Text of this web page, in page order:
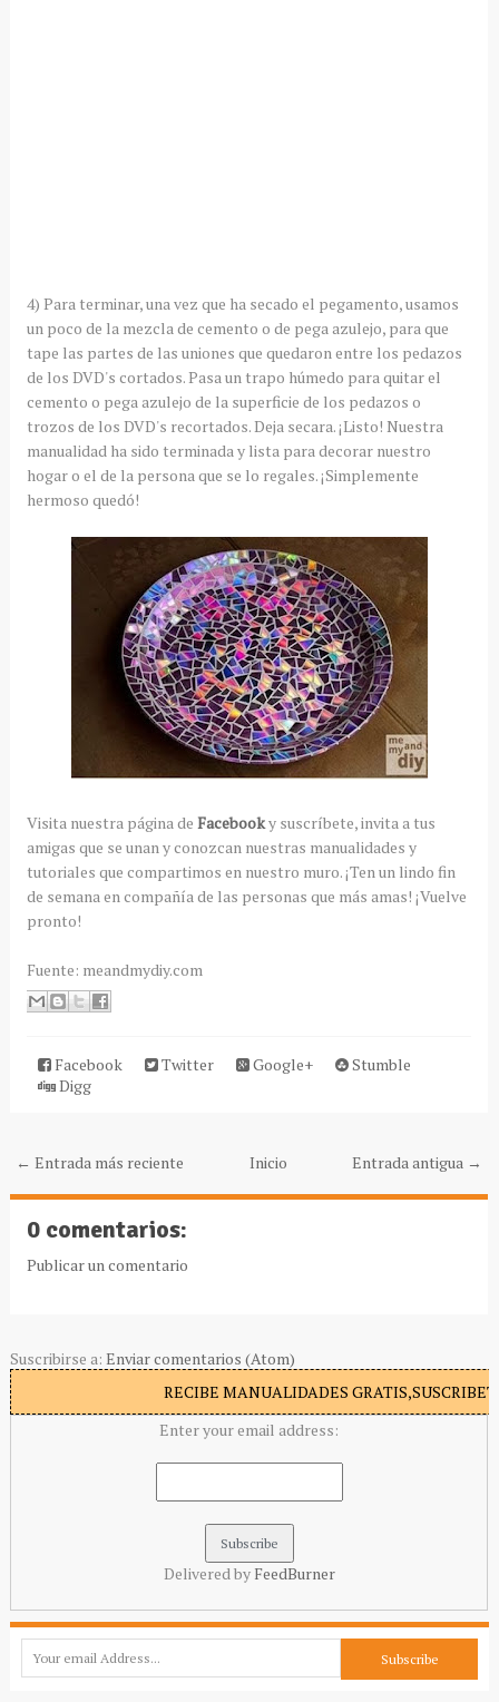
4) Para terminar, una vez que ha secado el pegamento, usamos
un poco de la mezcla de cemento o de pega azulejo, para que
tape las partes de las uniones que quedaron entre los pedazos
de los DVD's cortados. Pasa un trapo húmedo para quitar el
cemento o pega azulejo de la superficie de los pedazos o
trozos de los DVD's recortados. Deja secara. ¡Listo! Nuestra
manualidad ha sido terminada y lista para decorar nuestro
hogar o el de la persona que se lo regales. ¡Simplemente
hermoso quedó!
Visita nuestra página de Facebooky suscríbete, invita a tus
amigas que se unan y conozcan nuestras manualidades y
tutoriales que compartimos en nuestro muro. ¡Ten un lindo fin
de semana en compañía de las personas que más amas! ¡Vuelve
pronto!
Fuente: meandmydiy.com
Facebook Twitter Google+
Stumble
Digg
← Entrada más reciente Entrada antigua →
Inicio
0 comentarios:
Publicar un comentario
Suscribirse a: Enviar comentarios (Atom)
RECIBE MANUALIDADES
Enter your email address:
Delivered by FeedBurner